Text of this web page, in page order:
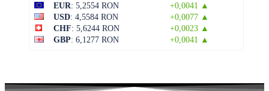
EUR: 5,2554 RON
+0,0041 ▲
USD: 4,5584 RON
+0,0077 ▲
CHF: 5,6244 RON
+0,0023 ▲
GBP: 6,1277 RON +0,0041 ▲